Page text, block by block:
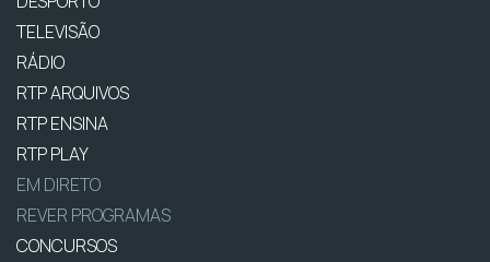
TELEVISÃO
RÁDIO
RTP ARQUIVOS
RTP ENSINA
RTP PLAY
EM DIRETO
REVER PROGRAMAS
CONCURSOS